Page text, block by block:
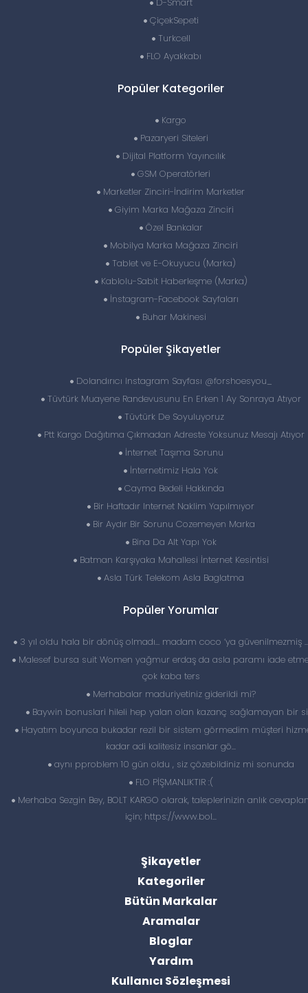
ÇiçekSepeti
Turkcell
FLO Ayakkabı
Popüler Kategoriler
Kargo
Pazaryeri Siteleri
Dijital Platform Yayıncılık
GSM Operatörleri
Marketler Zinciri-İndirim Marketler
Giyim Marka Mağaza Zinciri
Özel Bankalar
Mobilya Marka Mağaza Zinciri
Tablet ve E-Okuyucu (Marka)
Kablolu-Sabit Haberleşme (Marka)
İnstagram-Facebook Sayfaları
Buhar Makinesi
Popüler Şikayetler
Dolandırıcı Instagram Sayfası @forshoesyou_
Tüvtürk Muayene Randevusunu En Erken 1 Ay Sonraya Atıyor
Tüvtürk De Soyuluyoruz
Ptt Kargo Dağıtıma Çıkmadan Adreste Yoksunuz Mesajı Atıyor
İnternet Taşıma Sorunu
İnternetimiz Hala Yok
Cayma Bedeli Hakkında
Bir Haftadır Internet Naklim Yapılmıyor
Bir Aydır Bir Sorunu Cozemeyen Marka
Bina Da Alt Yapı Yok
Batman Karşıyaka Mahallesi İnternet Kesintisi
Asla Türk Telekom Asla Baglatma
Popüler Yorumlar
3 yıl oldu hala bir dönüş olmadı… madam coco ‘ya güvenilmezmiş
Malesef bursa suit Women yağmur erdaş da asla paramı iade
çok kaba ters
Merhabalar maduriyetiniz giderildi mi?
Baywin bonuslari hileli hep yalan olan kazanç sağlamayan bir
Hayatım boyunca bukadar rezil bir sistem görmedim müşteri
kadar adi kalitesiz insanlar gö...
aynı pproblem 10 gün oldu , siz çözebildiniz mi sonunda
FLO PİŞMANLIKTIR :(
Merhaba Sezgin Bey, BOLT KARGO olarak, taleplerinizin anlık
için; https://www.bol...
Şikayetler
Kategoriler
Bütün Markalar
Aramalar
Bloglar
Yardım
Kullanıcı Sözleşmesi